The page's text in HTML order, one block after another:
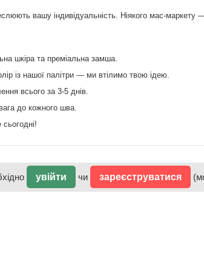
вашу індивідуальність. Ніякого мас-маркету
шкіра та преміальна замша.
із нашої палітри — ми втілимо твою ідею.
всього за 3-5 днів.
до кожного шва.
увійти чи зареєструватися